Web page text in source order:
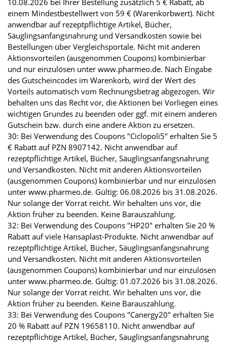
einem Mindestbestellwert von 59 € (Warenkorbwert). Nicht
anwendbar auf rezeptpflichtige Artikel, Bücher,
Säuglingsanfangsnahrung und Versandkosten sowie bei
Bestellungen über Vergleichsportale. Nicht mit anderen
Aktionsvorteilen (ausgenommen Coupons) kombinierbar
und nur einzulösen unter www.pharmeo.de. Nach Eingabe
des Gutscheincodes im Warenkorb, wird der Wert des
Vorteils automatisch vom Rechnungsbetrag abgezogen. Wir
behalten uns das Recht vor, die Aktionen bei Vorliegen eines
wichtigen Grundes zu beenden oder ggf. mit einem anderen
Gutschein bzw. durch eine andere Aktion zu ersetzen.
30: Bei Verwendung des Coupons "Ciclopoli5" erhalten Sie 5
€ Rabatt auf PZN 8907142. Nicht anwendbar auf
rezeptpflichtige Artikel, Bücher, Säuglingsanfangsnahrung
und Versandkosten. Nicht mit anderen Aktionsvorteilen
(ausgenommen Coupons) kombinierbar und nur einzulösen
unter www.pharmeo.de. Gültig: 06.08.2026 bis 31.08.2026.
Nur solange der Vorrat reicht. Wir behalten uns vor, die
Aktion früher zu beenden. Keine Barauszahlung.
32: Bei Verwendung des Coupons "HP20" erhalten Sie 20 %
Rabatt auf viele Hansaplast-Produkte. Nicht anwendbar auf
rezeptpflichtige Artikel, Bücher, Säuglingsanfangsnahrung
und Versandkosten. Nicht mit anderen Aktionsvorteilen
(ausgenommen Coupons) kombinierbar und nur einzulösen
unter www.pharmeo.de. Gültig: 01.07.2026 bis 31.08.2026.
Nur solange der Vorrat reicht. Wir behalten uns vor, die
Aktion früher zu beenden. Keine Barauszahlung.
33: Bei Verwendung des Coupons "Canergy20" erhalten Sie
20 % Rabatt auf PZN 19658110. Nicht anwendbar auf
rezeptpflichtige Artikel, Bücher, Säuglingsanfangsnahrung